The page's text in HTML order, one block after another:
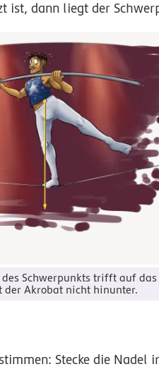
ist, dann liegt der
Schwerpunkts trifft auf das
der Akrobat nicht hinunter.
Stecke die